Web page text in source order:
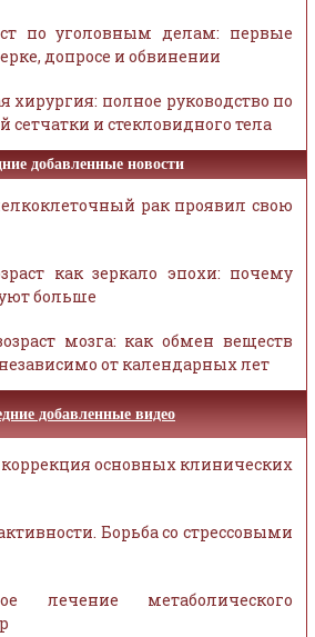
по уголовным делам: первые
допросе и обвинении
хирургия: полное руководство по
и стекловидного тела
добавленные новости
рак проявил свою
как зеркало эпохи: почему
больше
мозга: как обмен веществ
от календарных лет
добавленные видео
основных клинических
Борьба со стрессовыми
лечение метаболического